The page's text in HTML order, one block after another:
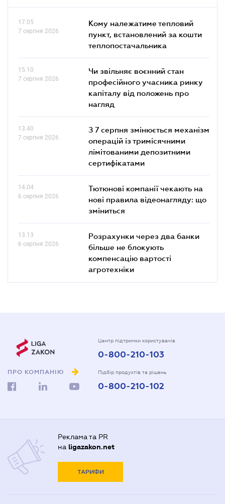
17.05
7 серпня 2026
Кому належатиме тепловий
пункт, встановлений за кошти
теплопостачальника
15.10
7 серпня 2026
Чи звільняє воєнний стан
професійного учасника ринку
капіталу від положень про
нагляд
13.40
7 серпня 2026
З 7 серпня змінюється механізм
операцій із тримісячними
лімітованими депозитними
сертифікатами
14.04
6 серпня 2026
Тютюнові компанії чекають на
нові правила відеонагляду: що
зміниться
13.13
6 серпня 2026
Розрахунки через два банки
більше не блокують
компенсацію вартості
агротехніки
ПРО КОМПАНІЮ
Центр підтримки користувачів
0-800-210-103
Підбір продуктів та рішень
0-800-210-102
Реклама та PR
на ligazakon.net
ТАРИФИ